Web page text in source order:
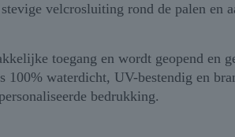
velcrosluiting rond de palen
toegang en wordt geopend en
waterdicht, UV-bestendig en
bedrukking.